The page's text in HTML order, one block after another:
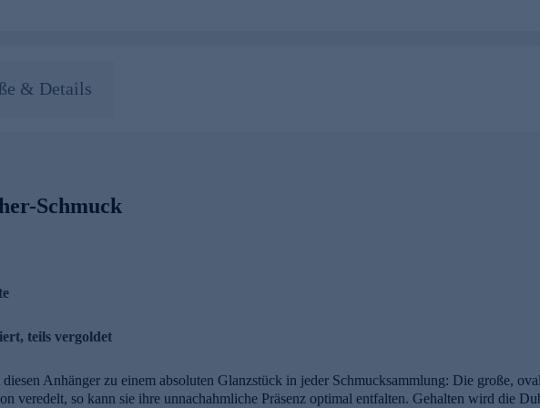
& Details
Schmuck
teils vergoldet
Anhänger zu einem absoluten Glanzstück in jeder Schmucksammlung: Die große,
veredelt, so kann sie ihre unnachahmliche Präsenz optimal entfalten. Gehalten wird die